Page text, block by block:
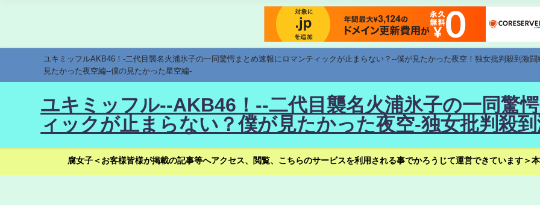
ユキミッフルAKB46！-二代目襲名火浦氷子の一同驚愕まとめ速報にロマンティックが止まらない？--僕が見たかった夜空！独女批判殺到激
見たかった夜空編--僕の見たかった星空編-
ユキミッフル--AKB46！--二代目襲名火浦氷子の一同驚
ィックが止まらない？僕が見たかった夜空-独女批判殺
腐女子＜お客様皆様が掲載の記事等へアクセス、閲覧、こちらのサービスを利用される事でかろうじて運営できています＞